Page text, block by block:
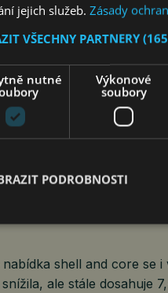
globálních logistických
dokončení
čtvrtletí
Největším se stala
v Jihlavě pro společnost
nová část Panattoni
nových ploch bylo na
m2 ), ve Středočeském
nabídka shell and core se
ale stále dosahuje
jejich služeb. Zásady
VŠECHNY PARTNERY
nutné
Výkonové
soubory
PODROBNOSTI